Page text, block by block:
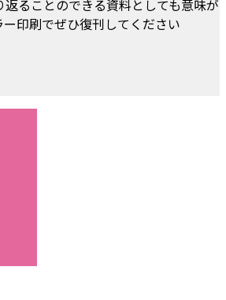
ることのできる資料としても意味が
印刷でぜひ復刊してください